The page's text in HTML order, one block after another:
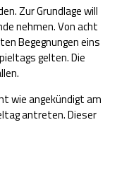
Zur Grundlage will
nehmen. Von acht
Begegnungen eins
gelten. Die
wie angekündigt am
antreten. Dieser